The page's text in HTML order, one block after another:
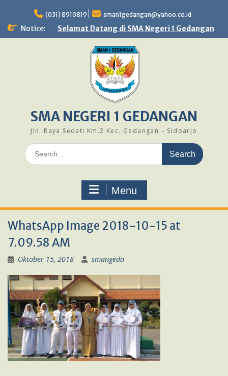
content
(031) 8910819 sman1gedangan@yahoo.co.id
Notice: Selamat Datang di SMA Negeri 1 Gedangan
SMA NEGERI 1 GEDANGAN
Jln. Raya Sedati Km.2 Kec. Gedangan – Sidoarjo
Search
for:
Menu
WhatsApp Image 2018-10-15 at
7.09.58 AM
Oktober 15, 2018 smangeda